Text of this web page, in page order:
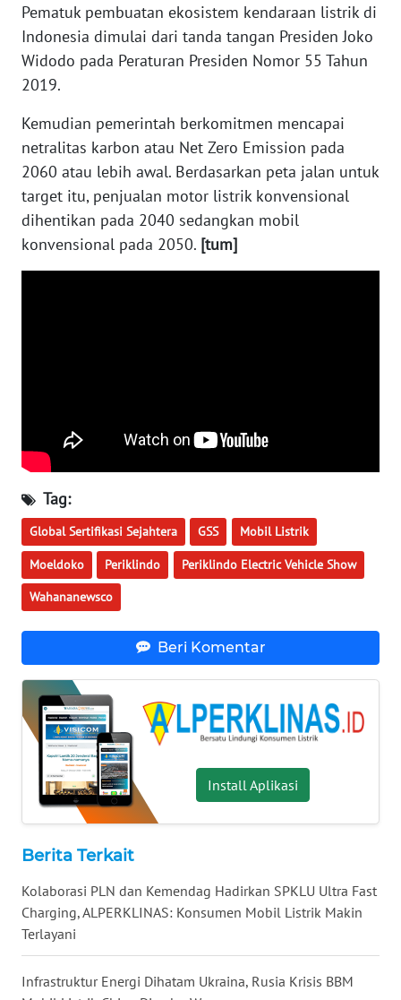
Pematuk pembuatan ekosistem kendaraan listrik di
Indonesia dimulai dari tanda tangan Presiden Joko
Widodo pada Peraturan Presiden Nomor 55 Tahun
2019.
Kemudian pemerintah berkomitmen mencapai
netralitas karbon atau Net Zero Emission pada
2060 atau lebih awal. Berdasarkan peta jalan untuk
target itu, penjualan motor listrik konvensional
dihentikan pada 2040 sedangkan mobil
konvensional pada 2050. [tum]
Tag:
Global Sertifikasi Sejahtera GSS Mobil Listrik
Moeldoko Periklindo Periklindo Electric Vehicle Show
Wahananewsco
Beri Komentar
Install Aplikasi
Berita Terkait
Kolaborasi PLN dan Kemendag Hadirkan SPKLU Ultra Fast
Charging, ALPERKLINAS: Konsumen Mobil Listrik Makin
Terlayani
Infrastruktur Energi Dihatam Ukraina, Rusia Krisis BBM
WN
NTB
WN
WN
SULBAR
WN
BENGKULU
LAMPUNG
WN
JATENG
WN
NUSANTARA
WN
JOGJA
WN
JATIM
WN
BALI
KALBAR
WN